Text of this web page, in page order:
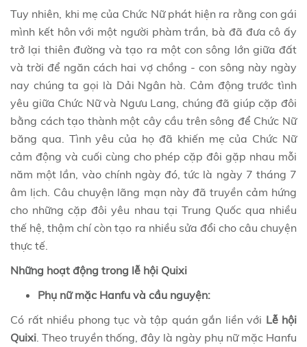
Tuy nhiên, khi mẹ của Chức Nữ phát hiện ra rằng con gái
mình kết hôn với một người phàm trần, bà đã đưa cô ấy
trở lại thiên đường và tạo ra một con sông lớn giữa đất
và trời để ngăn cách hai vợ chồng - con sông này ngày
nay chúng ta gọi là Dải Ngân hà. Cảm động trước tình
yêu giữa Chức Nữ và Ngưu Lang, chúng đã giúp cặp đôi
bằng cách tạo thành một cây cầu trên sông để Chức Nữ
băng qua. Tình yêu của họ đã khiến mẹ của Chức Nữ
cảm động và cuối cùng cho phép cặp đôi gặp nhau mỗi
năm một lần, vào chính ngày đó, tức là ngày 7 tháng 7
âm lịch. Câu chuyện lãng mạn này đã truyền cảm hứng
cho những cặp đôi yêu nhau tại Trung Quốc qua nhiều
thế hệ, thậm chí còn tạo ra nhiều sửa đổi cho câu chuyện
thực tế.
Những hoạt động trong lễ hội Quixi
Phụ nữ mặc Hanfu và cầu nguyện:
Có rất nhiều phong tục và tập quán gắn liền với Lễ hội
Quixi . Theo truyền thống, đây là ngày phụ nữ mặc Hanfu